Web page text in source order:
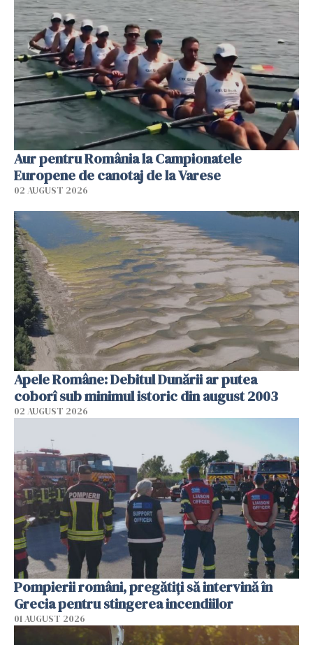
Aur pentru România la Campionatele
Europene de canotaj de la Varese
02 AUGUST 2026
Apele Române: Debitul Dunării ar putea
coborî sub minimul istoric din august 2003
02 AUGUST 2026
Pompierii români, pregătiţi să intervină în
Grecia pentru stingerea incendiilor
01 AUGUST 2026